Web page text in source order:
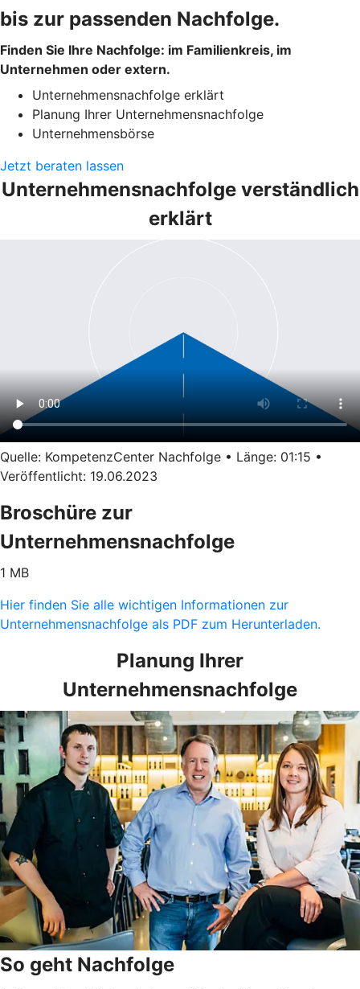
bis zur passenden Nachfolge.
Finden Sie Ihre Nachfolge: im Familienkreis, im
Unternehmen oder extern.
Unternehmensnachfolge erklärt
Planung Ihrer Unternehmensnachfolge
Unternehmensbörse
Jetzt beraten lassen
Unternehmensnachfolge verständlich
erklärt
Quelle: KompetenzCenter Nachfolge • Länge: 01:15 •
Veröffentlicht: 19.06.2023
Broschüre zur
Unternehmensnachfolge
1 MB
Hier finden Sie alle wichtigen Informationen zur
Unternehmensnachfolge als PDF zum Herunterladen.
Planung Ihrer
Unternehmensnachfolge
So geht Nachfolge